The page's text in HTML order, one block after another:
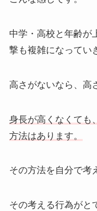
中学・高校と年齢が
撃も複雑になってい
高さがないなら、高
身長が高くなくても
方法はあります。
その方法を自分で考
その考える行為がと